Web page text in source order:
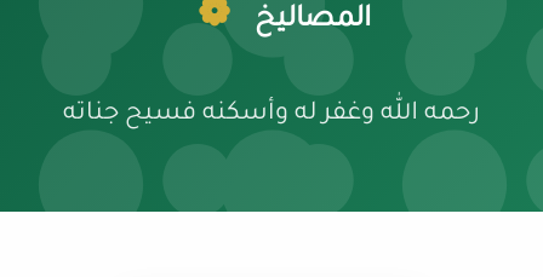
المصاليخ
رحمه الله وغفر له وأسكنه فسيح جناته